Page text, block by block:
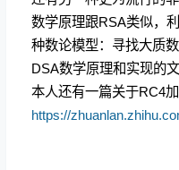
数学原理跟RSA类似，
种数论模型：寻找大质
DSA数学原理和实现的文
本人还有一篇关于RC4加
https://